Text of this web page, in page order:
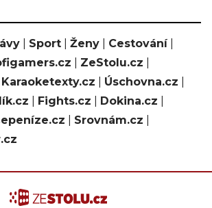
Sport Ženy Cestování|
ZeStolu.cz
Karaoketexty.cz Úschovna.cz
Fights.cz Dokina.cz
Srovnám.cz